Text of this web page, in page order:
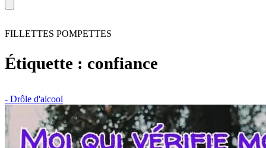
FILLETTES POMPETTES
Étiquette : confiance
- Drôle d'alcool